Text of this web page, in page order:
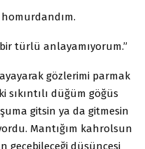
homurdandım.
türlü anlayamıyorum.”
gözlerimi parmak
düğüm göğüs
gitsin ya da gitmesin
Mantığım kahrolsun
geçebileceği düşüncesi